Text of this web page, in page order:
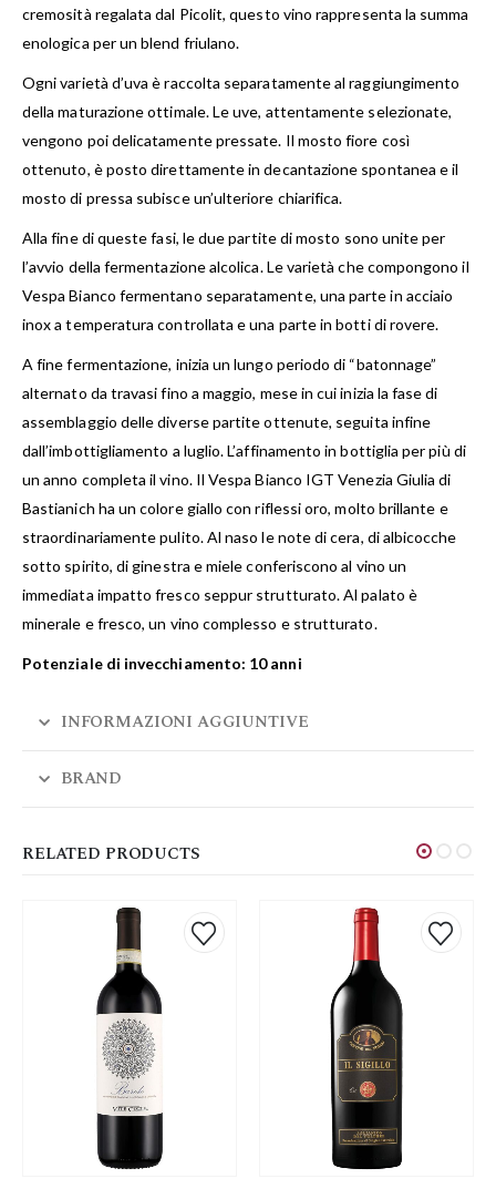
cremosità regalata dal Picolit, questo vino rappresenta la summa
enologica per un blend friulano.
Ogni varietà d’uva è raccolta separatamente al raggiungimento
della maturazione ottimale. Le uve, attentamente selezionate,
vengono poi delicatamente pressate. Il mosto fiore così
ottenuto, è posto direttamente in decantazione spontanea e il
mosto di pressa subisce un’ulteriore chiarifica.
Alla fine di queste fasi, le due partite di mosto sono unite per
l’avvio della fermentazione alcolica. Le varietà che compongono il
Vespa Bianco fermentano separatamente, una parte in acciaio
inox a temperatura controllata e una parte in botti di rovere.
A fine fermentazione, inizia un lungo periodo di “batonnage”
alternato da travasi fino a maggio, mese in cui inizia la fase di
assemblaggio delle diverse partite ottenute, seguita infine
dall’imbottigliamento a luglio. L’affinamento in bottiglia per più di
un anno completa il vino. Il Vespa Bianco IGT Venezia Giulia di
Bastianich ha un colore giallo con riflessi oro, molto brillante e
straordinariamente pulito. Al naso le note di cera, di albicocche
sotto spirito, di ginestra e miele conferiscono al vino un
immediata impatto fresco seppur strutturato. Al palato è
minerale e fresco, un vino complesso e strutturato.
Potenziale di invecchiamento: 10 anni
INFORMAZIONI AGGIUNTIVE
BRAND
RELATED PRODUCTS